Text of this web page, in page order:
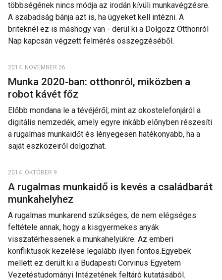
többségének nincs módja az irodán kívüli munkavégzésre.
A szabadság bánja azt is, ha ügyeket kell intézni. A
briteknél ez is máshogy van - derül ki a Dolgozz Otthonról
Nap kapcsán végzett felmérés összegzéséből.
2014. NOVEMBER 26.
Munka 2020-ban: otthonról, miközben a
robot kávét főz
Előbb mondana le a tévéjéről, mint az okostelefonjáról a
digitális nemzedék, amely egyre inkább előnyben részesíti
a rugalmas munkaidőt és lényegesen hatékonyabb, ha a
saját eszközeiről dolgozhat.
2014. OKTÓBER 9.
A rugalmas munkaidő is kevés a családbarát
munkahelyhez
A rugalmas munkarend szükséges, de nem elégséges
feltétele annak, hogy a kisgyermekes anyák
visszatérhessenek a munkahelyükre. Az emberi
konfliktusok kezelése legalább ilyen fontos.Egyebek
mellett ez derült ki a Budapesti Corvinus Egyetem
Vezetéstudományi Intézetének feltáró kutatásából.